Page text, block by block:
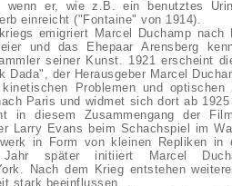
wenn er, wie z.B. ein benutztes
einreicht ("Fontaine" von 1914).
emigriert Marcel Duchamp nach
und das Ehepaar Arensberg
seiner Kunst. 1921 erscheint
Dada", der Herausgeber Marcel
Problemen und optischen
Paris und widmet sich dort ab
in diesem Zusammengang der
Larry Evans beim Schachspiel im
in Form von kleinen Repliken in
später initiiert Marcel
Nach dem Krieg entstehen
stark beeinflussen.